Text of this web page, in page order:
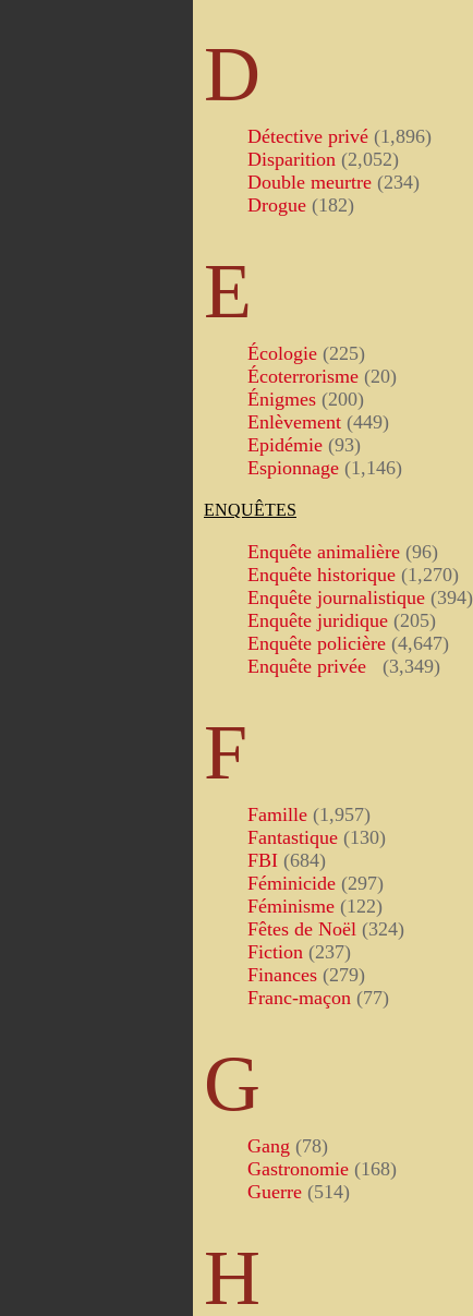
D
Détective privé (1,896)
Disparition (2,052)
Double meurtre (234)
Drogue (182)
E
Écologie (225)
Écoterrorisme (20)
Énigmes (200)
Enlèvement (449)
Epidémie (93)
Espionnage (1,146)
ENQUÊTES
Enquête animalière (96)
Enquête historique (1,270)
Enquête journalistique (394)
Enquête juridique (205)
Enquête policière (4,647)
Enquête privée
(3,349)
F
Famille (1,957)
Fantastique (130)
FBI (684)
Féminicide (297)
Féminisme (122)
Fêtes de Noël (324)
Fiction (237)
Finances (279)
Franc-maçon (77)
G
Gang (78)
Gastronomie (168)
Guerre (514)
H